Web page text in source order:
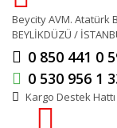
Beycity AVM. Atatürk
BEYLİKDÜZÜ /
0 850 441 0
0 530 956 1
Kargo Destek Hattı